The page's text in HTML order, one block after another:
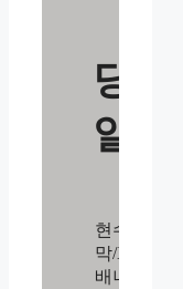
당
일
현수
막/X
배너